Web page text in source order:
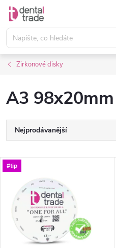
Přejít
obsah
Zirkonové disky
A3 98x20mm
Ř
a
e
n
Nejprodávanější
Nejdražší
Abecedně
V
p
#tip